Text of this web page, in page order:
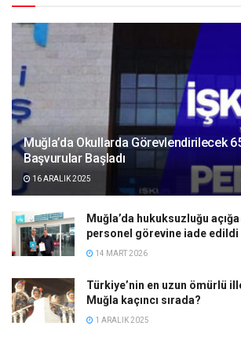
Muğla’da Okullarda Görevlendirilecek
Başvurular Başladı
16 ARALIK 2025
Muğla’da hukuksuzluğu
personel görevine iade edildi
14 MART 2026
Türkiye’nin en uzun ömürlü
Muğla kaçıncı sırada?
1 ARALIK 2025